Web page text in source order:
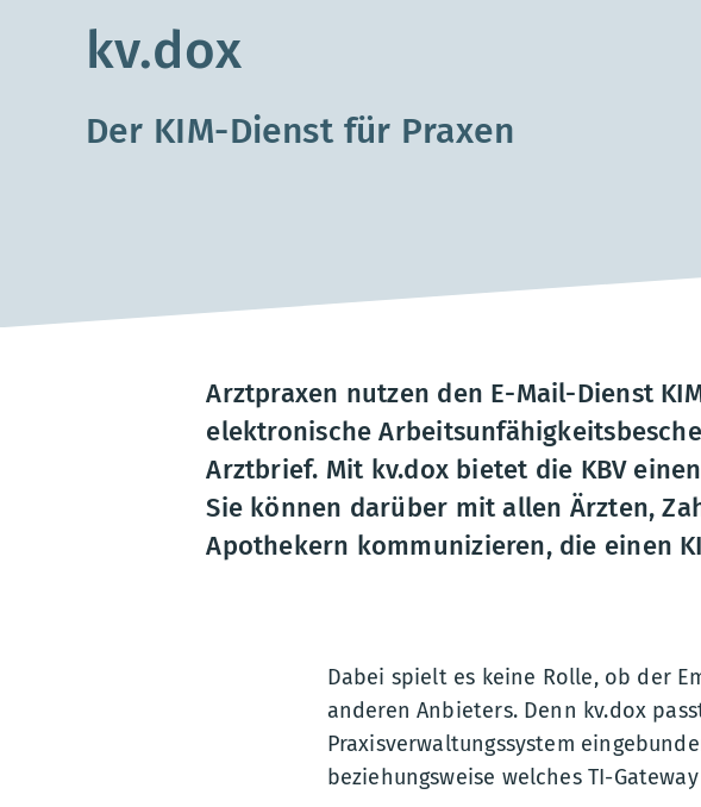
kv.dox
Der KIM-Dienst für Praxen
Arztpraxen nutzen den E-Mail-Dienst
elektronische
Arztbrief. Mit kv.dox bietet die KBV
Sie können darüber mit allen Ärzten,
Apothekern kommunizieren, die einen
Dabei spielt es keine Rolle, ob der
anderen Anbieters. Denn kv.dox
Praxisverwaltungssystem
beziehungsweise welches TI-